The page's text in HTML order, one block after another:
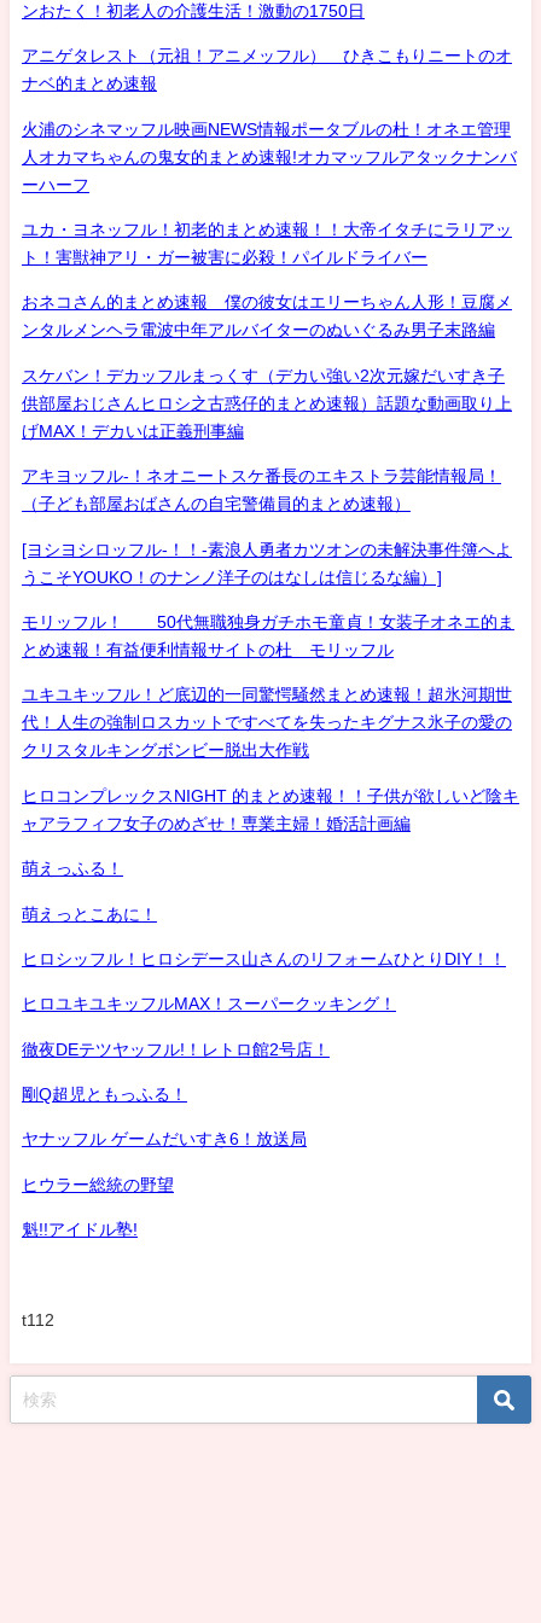
ンおたく！初老人の介護生活！激動の1750日
アニゲタレスト（元祖！アニメッフル） ひきこもりニートのオ
ナベ的まとめ速報
火浦のシネマッフル映画NEWS情報ポータブルの杜！オネエ管理
人オカマちゃんの鬼女的まとめ速報!オカマッフルアタックナンバ
ーハーフ
ユカ・ヨネッフル！初老的まとめ速報！！大帝イタチにラリアッ
ト！害獣神アリ・ガー被害に必殺！パイルドライバー
おネコさん的まとめ速報 僕の彼女はエリーちゃん人形！豆腐メ
ンタルメンヘラ電波中年アルバイターのぬいぐるみ男子末路編
スケバン！デカッフルまっくす（デカい強い2次元嫁だいすき子
供部屋おじさんヒロシ之古惑仔的まとめ速報）話題な動画取り上
げMAX！デカいは正義刑事編
アキヨッフル-！ネオニートスケ番長のエキストラ芸能情報局！
（子ども部屋おばさんの自宅警備員的まとめ速報）
[ヨシヨシロッフル-！！-素浪人勇者カツオンの未解決事件簿へよ
うこそYOUKO！のナンノ洋子のはなしは信じるな編）]
モリッフル！ 50代無職独身ガチホモ童貞！女装子オネエ的ま
とめ速報！有益便利情報サイトの杜 モリッフル
ユキユキッフル！ど底辺的一同驚愕騒然まとめ速報！超氷河期世
代！人生の強制ロスカットですべてを失ったキグナス氷子の愛の
クリスタルキングボンビー脱出大作戦
ヒロコンプレックスNIGHT 的まとめ速報！！子供が欲しいど陰キ
ャアラフィフ女子のめざせ！専業主婦！婚活計画編
萌えっふる！
萌えっとこあに！
ヒロシッフル！ヒロシデース山さんのリフォームひとりDIY！！
ヒロユキユキッフルMAX！スーパークッキング！
徹夜DEテツヤッフル!！レトロ館2号店！
剛Q超児ともっふる！
ヤナッフル ゲームだいすき6！放送局
ヒウラー総統の野望
魁!!アイドル塾!
t112